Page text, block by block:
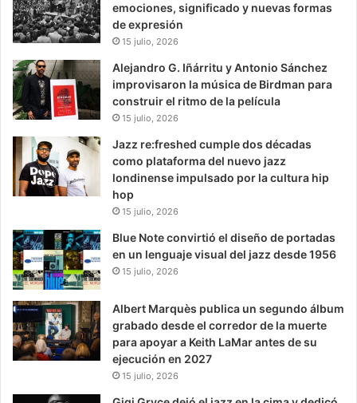
emociones, significado y nuevas formas
de expresión
15 julio, 2026
Alejandro G. Iñárritu y Antonio Sánchez
improvisaron la música de Birdman para
construir el ritmo de la película
15 julio, 2026
Jazz re:freshed cumple dos décadas
como plataforma del nuevo jazz
londinense impulsado por la cultura hip
hop
15 julio, 2026
Blue Note convirtió el diseño de portadas
en un lenguaje visual del jazz desde 1956
15 julio, 2026
Albert Marquès publica un segundo álbum
grabado desde el corredor de la muerte
para apoyar a Keith LaMar antes de su
ejecución en 2027
15 julio, 2026